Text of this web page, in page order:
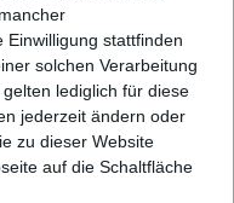
stattfinden
solchen Verarbeitung
lediglich für diese
jederzeit ändern oder
zu dieser Website
auf die Schaltfläche